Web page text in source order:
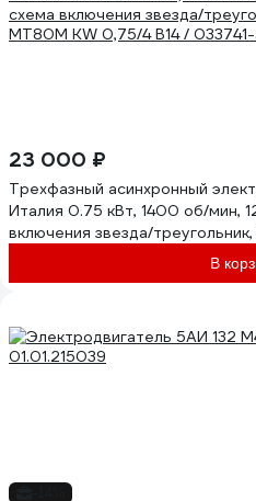
23 000 ₽
Трехфазный асинхронный
Италия 0.75 кВт, 1400 об/мин,
включения звезда/
KW 0,75/4 B14 / 033741-5883
В